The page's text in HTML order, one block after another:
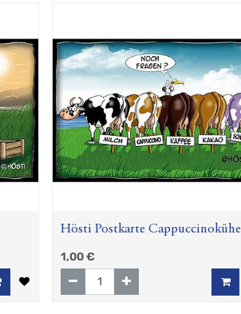
Hösti Postkarte Cappuccinokühe
1,00€